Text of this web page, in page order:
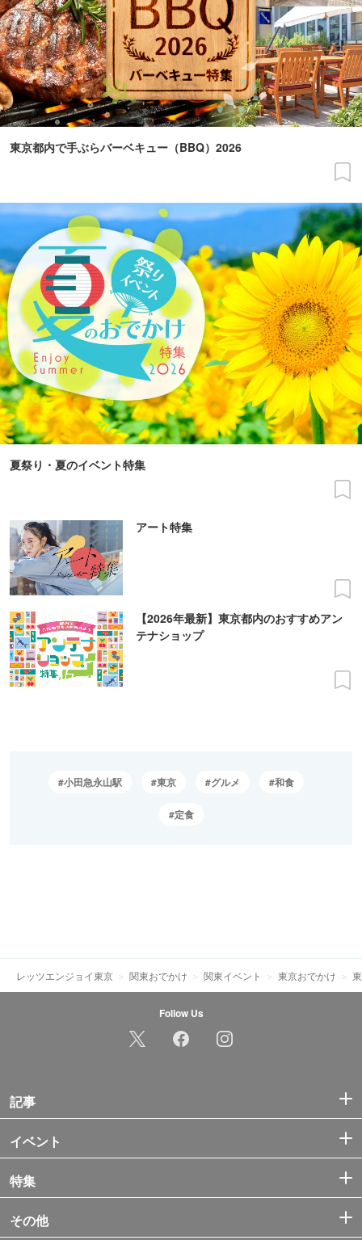
東京都内で手ぶらバーベキュー（BBQ）2026
夏祭り・夏のイベント特集
アート特集
【2026年最新】東京都内のおすすめアン
テナショップ
小田急永山駅 東京 グルメ 和食
定食
レッツエンジョイ東京 関東おでかけ 関東イベント 東京おでかけ
Follow Us
記事
イベント
特集
その他